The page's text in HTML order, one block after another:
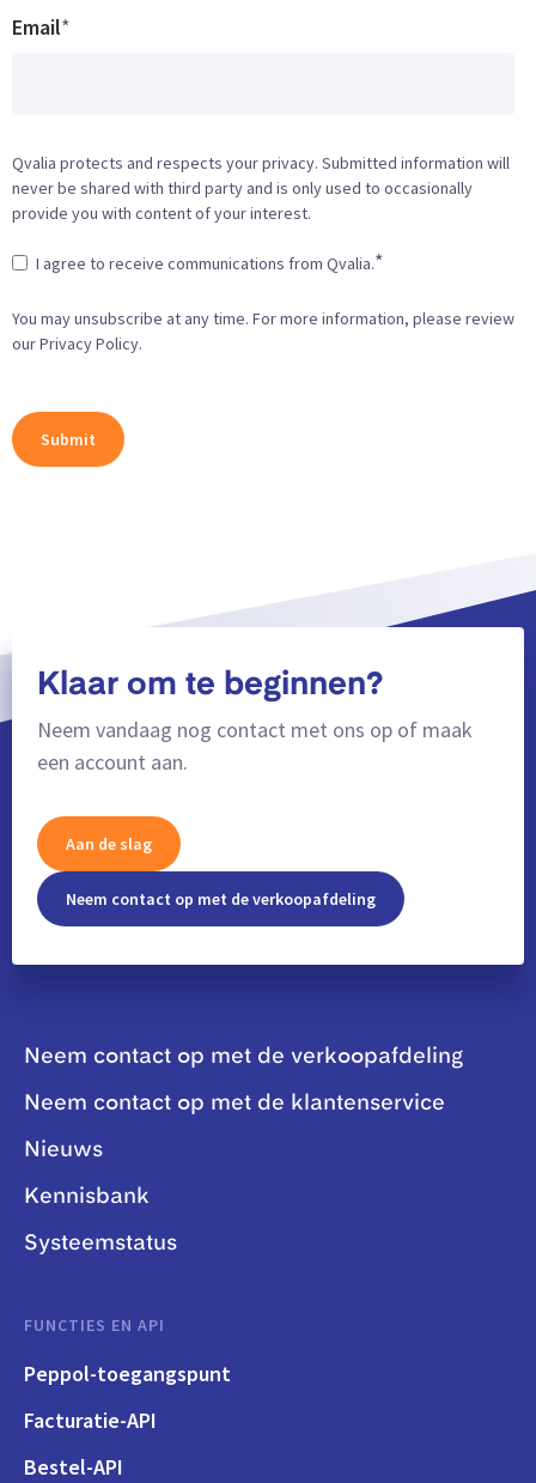
Email*
Qvalia protects and respects your privacy. Submitted information will
never be shared with third party and is only used to occasionally
provide you with content of your interest.
I agree to receive communications from Qvalia.*
You may unsubscribe at any time. For more information, please review
our Privacy Policy.
Klaar om te beginnen?
Neem vandaag nog contact met ons op of maak
een account aan.
Aan de slag
Neem contact op met de verkoopafdeling
Neem contact op met de verkoopafdeling
Neem contact op met de klantenservice
Nieuws
Kennisbank
Systeemstatus
FUNCTIES EN API
Peppol-toegangspunt
Facturatie-API
Bestel-API